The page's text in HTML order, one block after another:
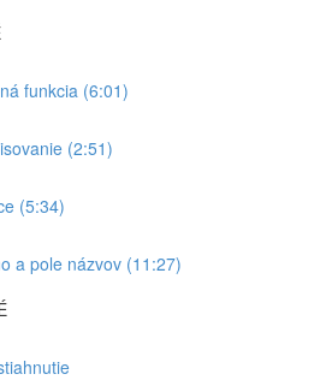
funkcia (6:01)
(2:51)
(5:34)
a pole názvov (11:27)